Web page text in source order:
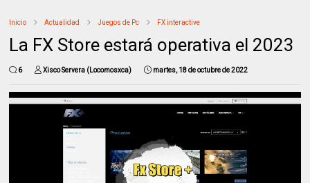
Inicio Actualidad Juegos de Pc FX interactive
La FX Store estará operativa el 2023
6 Xisco Servera (Locomosxca) martes, 18 de octubre de 2022